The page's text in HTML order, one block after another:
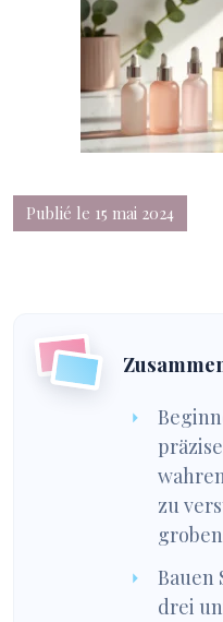
Publié le 15 mai 2024
zu
Bauen
drei